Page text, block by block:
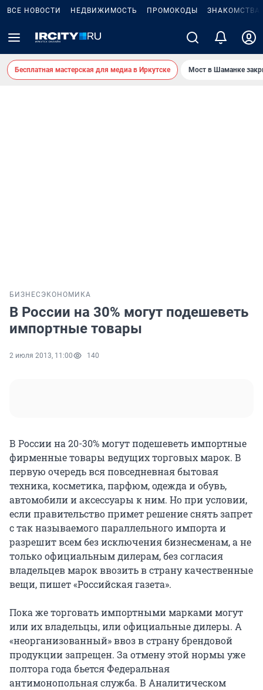
ВСЕ НОВОСТИ НЕДВИЖИМОСТЬ ПРОМОКОДЫ ЗНАКОМСТВА
Бесплатная мастерская для медиа в Иркутске Мост в Шаманке
БИЗНЕС ЭКОНОМИКА
В России на 30% могут подешеветь
импортные товары
2 июля 2013, 11:00 140
В России на 20-30% могут подешеветь импортные
фирменные товары ведущих торговых марок. В
первую очередь вся повседневная бытовая
техника, косметика, парфюм, одежда и обувь,
автомобили и аксессуары к ним. Но при условии,
если правительство примет решение снять запрет
с так называемого параллельного импорта и
разрешит всем без исключения бизнесменам, а не
только официальным дилерам, без согласия
владельцев марок ввозить в страну качественные
вещи, пишет «Российская газета».
Пока же торговать импортными марками могут
или их владельцы, или официальные дилеры. А
«неорганизованный» ввоз в страну брендовой
продукции запрещен. За отмену этой нормы уже
полтора года бьется Федеральная
антимонопольная служба. В Аналитическом